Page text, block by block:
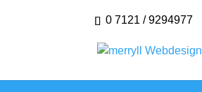
0 7121 / 9294977